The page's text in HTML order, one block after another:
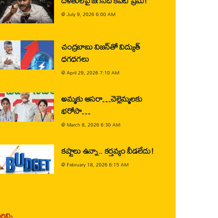
@July 9, 2026 6:00 AM
చంద్రబాబు విజన్‌తో విద్యుత్
ధగధగలు
@April 29, 2026 7:10 AM
అమ్మకు ఆసరా…చెల్లెమ్మలకు
భరోసా…
@ March 8, 2026 6:30 AM
కష్టాలు ఉన్నా.. కర్తవ్యం వీడలేదు!
@February 18, 2026 6:15 AM